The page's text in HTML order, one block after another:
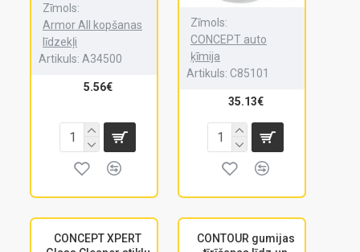
Zīmols:
Armor All kopšanas
līdzekļi
Artikuls: A34500
5.56€
Zīmols:
CONCEPT auto
ķīmija
Artikuls: C85101
35.13€
CONCEPT XPERT
CONTOUR gumijas